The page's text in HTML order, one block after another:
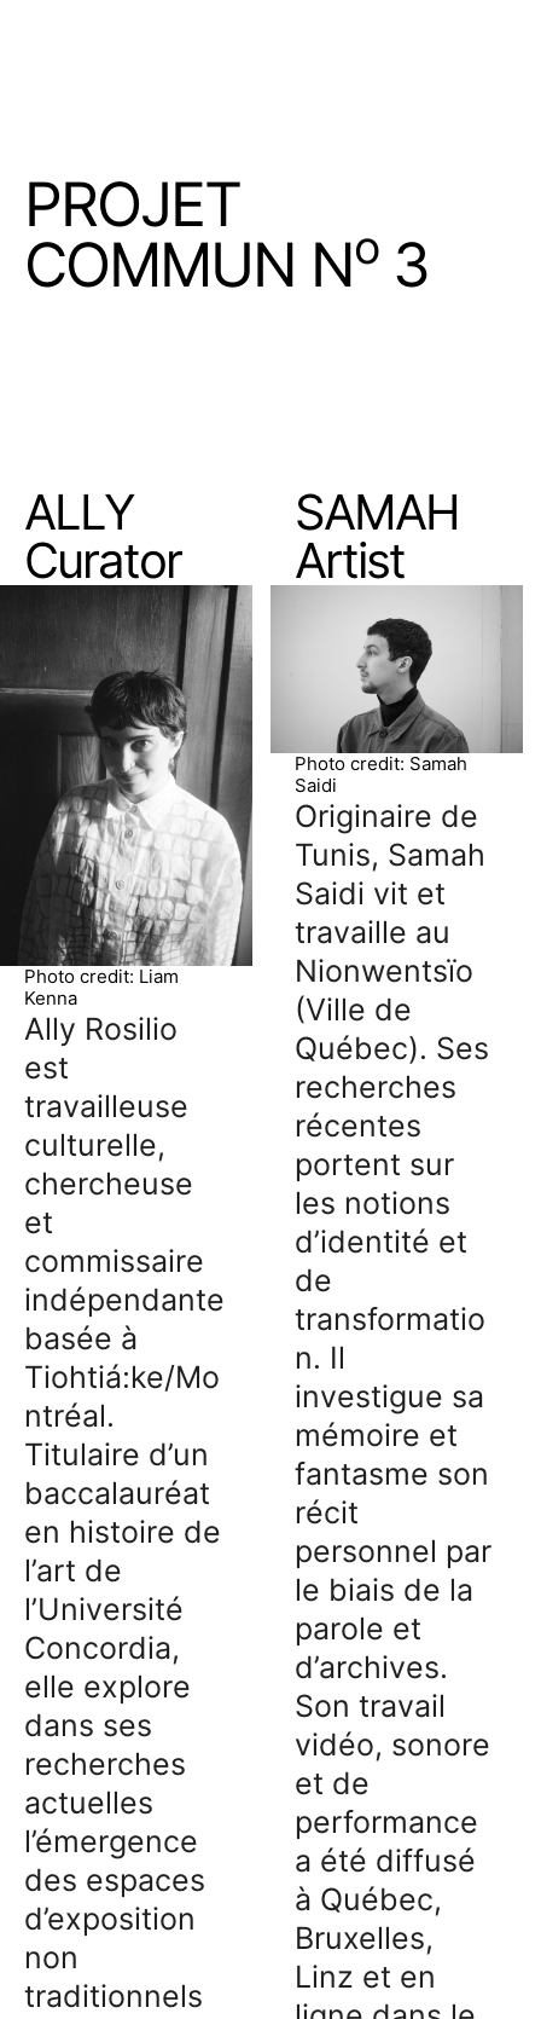
PROJET
COMMUN No3
ALLY
Curator
Photo credit: Liam
Kenna
Ally Rosilio
est
travailleuse
culturelle,
chercheuse
et
commissaire
indépendante
basée à
Tiohtiá:ke/Mo
ntréal.
Titulaire d’un
baccalauréat
en histoire de
l’art de
l’Université
Concordia,
elle explore
dans ses
recherches
actuelles
l’émergence
des espaces
d’exposition
non
traditionnels
SAMAH
Artist
Photo credit: Samah
Saidi
Originaire de
Tunis, Samah
Saidi vit et
travaille au
Nionwentsïo
(Ville de
Québec). Ses
recherches
récentes
portent sur
les notions
d’identité et
de
transformatio
n. Il
investigue sa
mémoire et
fantasme son
récit
personnel par
le biais de la
parole et
d’archives.
Son travail
vidéo, sonore
et de
performance
a été diffusé
à Québec,
Bruxelles,
Linz et en